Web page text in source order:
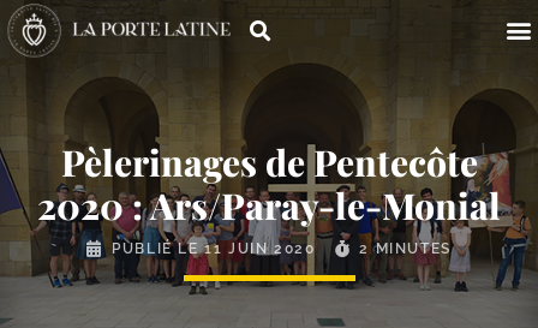
Pèlerinages de Pentecôte
2020 : Ars/​Paray-​le-​Monial
PUBLIÉ LE11 JUIN 2020 2 MINUTES